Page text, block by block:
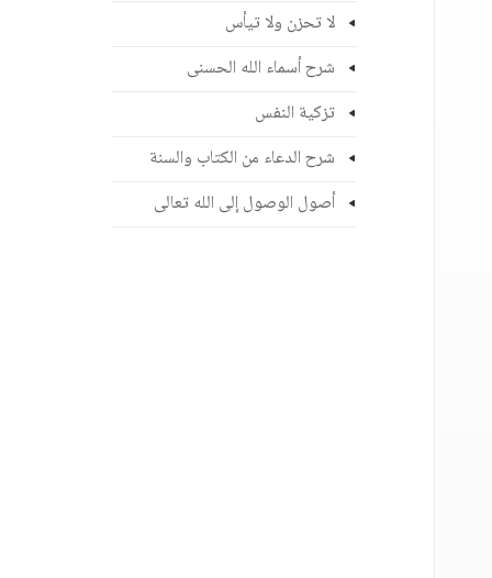
لا تحزن ولا تيأس
شرح أسماء الله الحسنى
تزكية النفس
شرح الدعاء من الكتاب والسنة
أصول الوصول إلى الله تعالى